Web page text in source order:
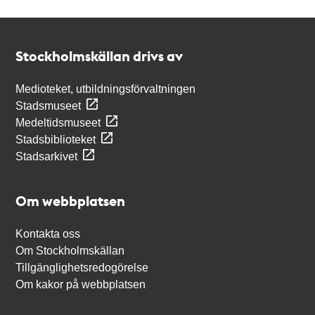
Stockholmskällan drivs av
Medioteket, utbildningsförvaltningen
Stadsmuseet
Medeltidsmuseet
Stadsbiblioteket
Stadsarkivet
Om webbplatsen
Kontakta oss
Om Stockholmskällan
Tillgänglighetsredogörelse
Om kakor på webbplatsen